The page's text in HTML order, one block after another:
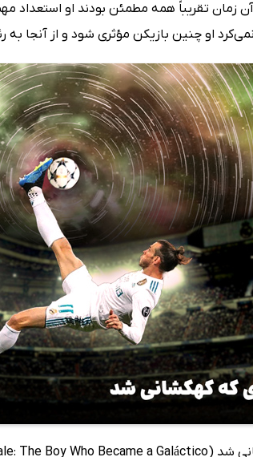
زمان تقریباً همه مطمئن بودند او استعداد
او چنین بازیکن مؤثری شود و از آنجا به